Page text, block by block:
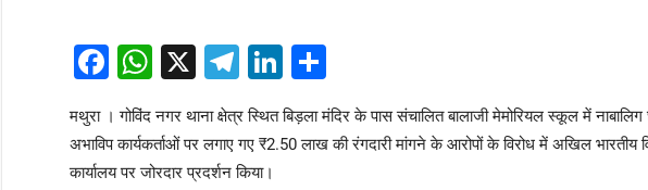
Facebook
WhatsApp
X Telegram
LinkedIn
Share
मथुरा । गोविंद नगर थाना क्षेत्र स्थित बिड़ला मंदिर के पास संचालित बालाजी मेमोरियल स्कूल में
अभाविप कार्यकर्ताओं पर लगाए गए ₹2.50 लाख की रंगदारी मांगने के आरोपों के विरोध में अखिल भारतीय
कार्यालय पर जोरदार प्रदर्शन किया।